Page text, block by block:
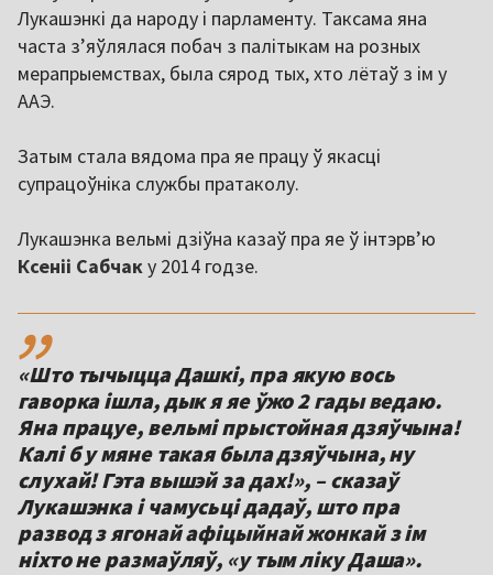
Лукашэнкі да народу і парламенту. Таксама яна
часта зʼяўлялася побач з палітыкам на розных
мерапрыемствах, была сярод тых, хто лётаў з ім у
ААЭ.
Затым стала вядома пра яе працу ў якасці
супрацоўніка службы пратаколу.
Лукашэнка вельмі дзіўна казаў пра яе ў інтэрвʼю
Ксеніі Сабчаку 2014 годзе.
,,
«Што тычыцца Дашкі, пра якую вось
гаворка ішла, дык я яе ўжо 2 гады ведаю.
Яна працуе, вельмі прыстойная дзяўчына!
Калі б у мяне такая была дзяўчына, ну
слухай! Гэта вышэй за дах!», – сказаў
Лукашэнка і чамусьці дадаў, што пра
развод з ягонай афіцыйнай жонкай з ім
ніхто не размаўляў, «у тым ліку Даша».